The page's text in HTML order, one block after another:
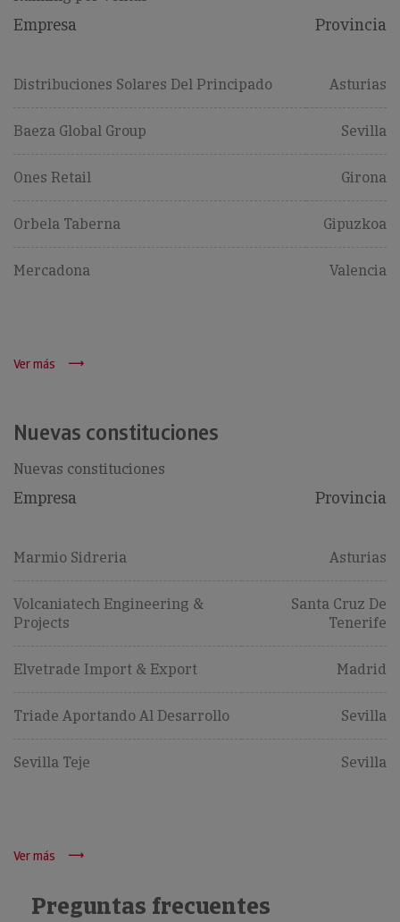
Empresa Provincia
Distribuciones Solares Del Principado Asturias
Baeza Global Group Sevilla
Ones Retail Girona
Orbela Taberna Gipuzkoa
Mercadona Valencia
Ver más
Nuevas constituciones
Nuevas constituciones
Empresa Provincia
Marmio Sidreria Asturias
Volcaniatech Engineering &
Projects
Santa Cruz De
Tenerife
Elvetrade Import & Export Madrid
Triade Aportando Al Desarrollo Sevilla
Sevilla Teje Sevilla
Ver más
Preguntas frecuentes